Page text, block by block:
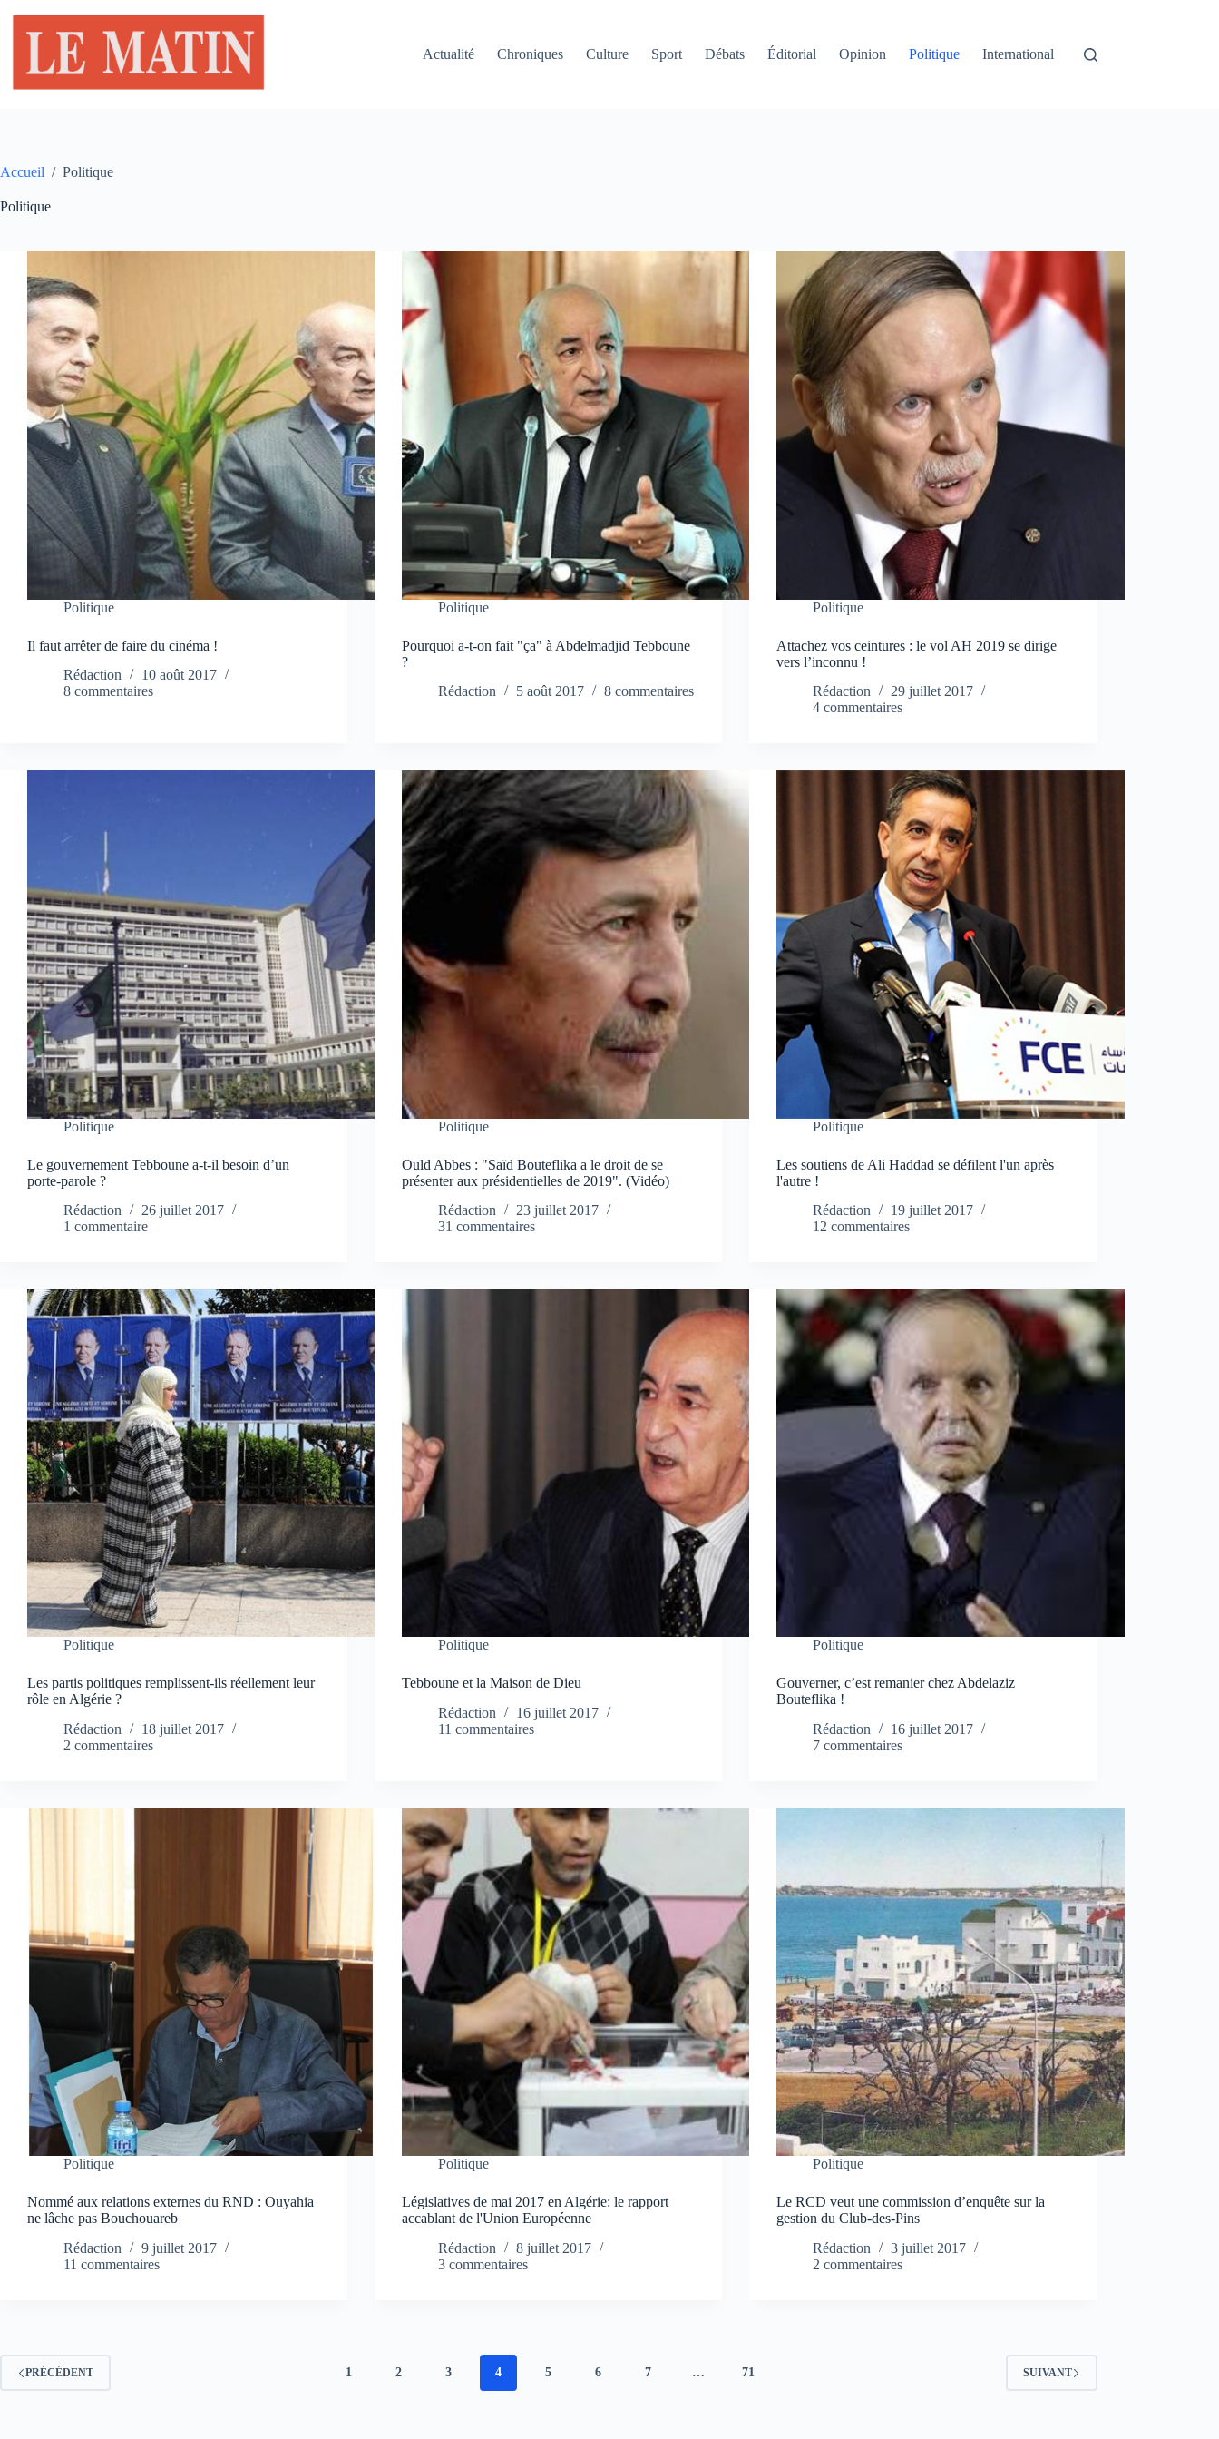
contenu
Actualité
Chroniques Culture Sport Débats Éditorial Opinion Politique International
Accueil / Politique
Politique
Politique
Il faut arrêter de faire du cinéma !
Rédaction
10 août 2017
8 commentaires
Politique
Pourquoi a-t-on fait "ça" à Abdelmadjid Tebboune
?
Rédaction
5 août 2017 8 commentaires
Politique
Attachez vos ceintures : le vol AH 2019 se dirige
vers l’inconnu !
Rédaction
29 juillet 2017
4 commentaires
Politique
Le gouvernement Tebboune a-t-il besoin d’un
porte-parole ?
Rédaction
26 juillet 2017
1 commentaire
Politique
Ould Abbes : "Saïd Bouteflika a le droit de se
présenter aux présidentielles de 2019". (Vidéo)
Rédaction
23 juillet 2017
31 commentaires
Politique
Les soutiens de Ali Haddad se défilent l'un après
l'autre !
Rédaction
19 juillet 2017
12 commentaires
Politique
Les partis politiques remplissent-ils réellement leur
rôle en Algérie ?
Rédaction
18 juillet 2017
2 commentaires
Politique
Tebboune et la Maison de Dieu
Rédaction
16 juillet 2017
11 commentaires
Politique
Gouverner, c’est remanier chez Abdelaziz
Bouteflika !
Rédaction
16 juillet 2017
7 commentaires
Politique
Nommé aux relations externes du RND : Ouyahia
ne lâche pas Bouchouareb
Rédaction
9 juillet 2017
11 commentaires
Politique
Législatives de mai 2017 en Algérie: le rapport
accablant de l'Union Européenne
Rédaction
8 juillet 2017
3 commentaires
Politique
Le RCD veut une commission d’enquête sur la
gestion du Club-des-Pins
Rédaction
3 juillet 2017
2 commentaires
PRÉCÉDENT 1 2 3 4 5 6 7 … 71 SUIVANT